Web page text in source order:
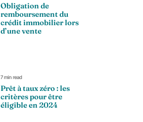
Obligation de
remboursement du
crédit immobilier lors
d’une vente
7 min read
Prêt à taux zéro : les
critères pour être
éligible en 2024